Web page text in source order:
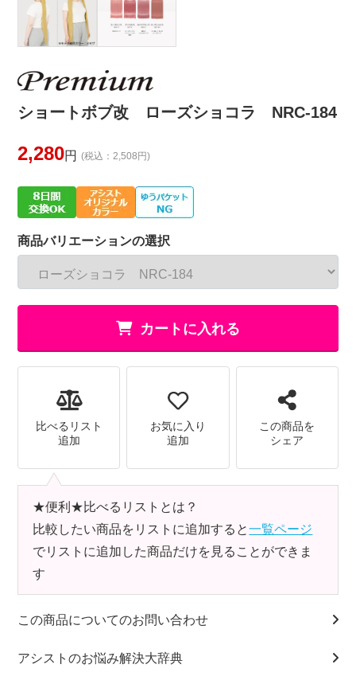
ショートボブ改 ローズショコラ NRC-184
2,280円 (税込：2,508円)
商品バリエーションの選択
カートに入れる
比べるリスト
追加
お気に入り
追加
この商品を
シェア
★便利★比べるリストとは？
比較したい商品をリストに追加すると一覧ページ
でリストに追加した商品だけを見ることができま
す
この商品についてのお問い合わせ
アシストのお悩み解決大辞典